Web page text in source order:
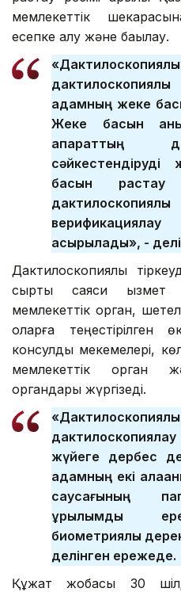
мемлекеттік
есепке алу және бақылау.
адамның жеке
Жеке басын
ақпараттың
басын
асырылады», -
Дактилоскопиялық
сыртқы саяси қызмет
мемлекеттік орган,
оларға теңестірілген
консулдық мекемелері,
мемлекеттік орган
органдары жүргізеді.
жүйеге дербес
адамның екі
саусағының
құрылымдық
биометриялық
делінген ережеде.
Құжат жобасы 30